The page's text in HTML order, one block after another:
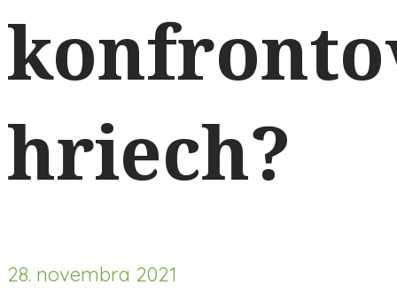
hriech?
28. novembra 2021